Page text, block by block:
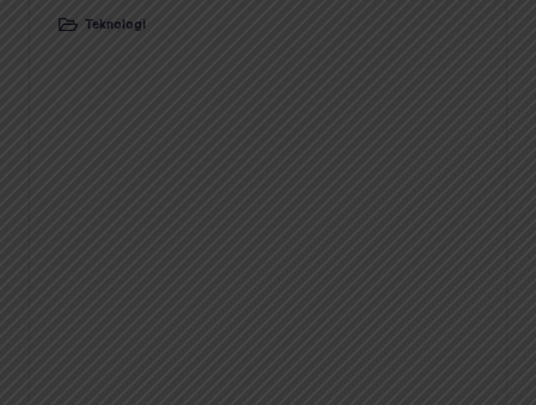
PostedTeknologi